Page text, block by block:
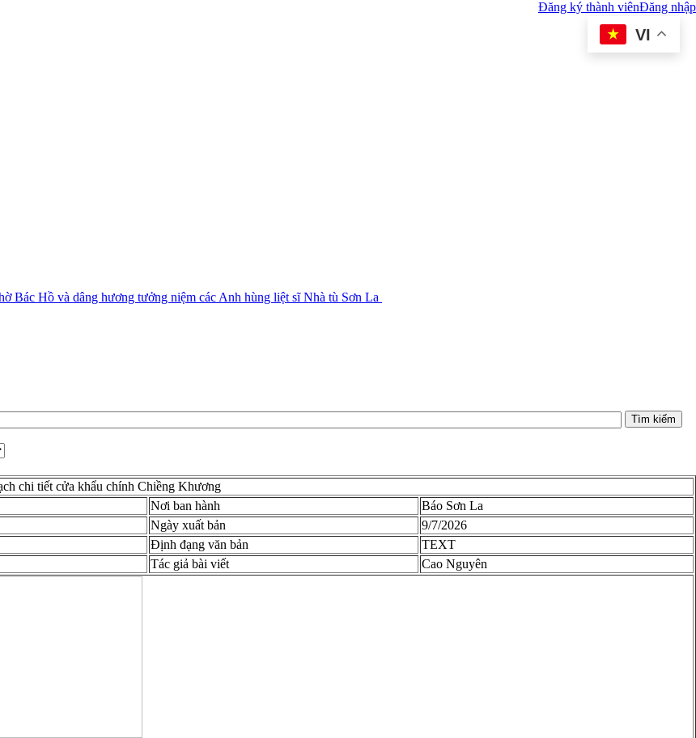
Đăng nhập
Đăng ký thành viên
VI
Bác Hồ và dâng hương tưởng niệm các Anh hùng liệt sĩ Nhà tù Sơn La
Tìm kiếm
chi tiết cửa khẩu chính Chiềng Khương
Nơi ban hành
Báo Sơn La
Ngày xuất bản
9/7/2026
Định đạng văn bản
TEXT
Tác giả bài viết Cao Nguyên